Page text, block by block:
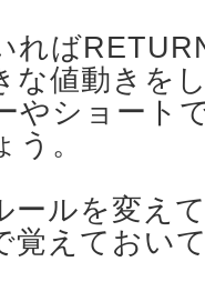
れば
な値動きを
やショート
。
ールを変え
覚えておい